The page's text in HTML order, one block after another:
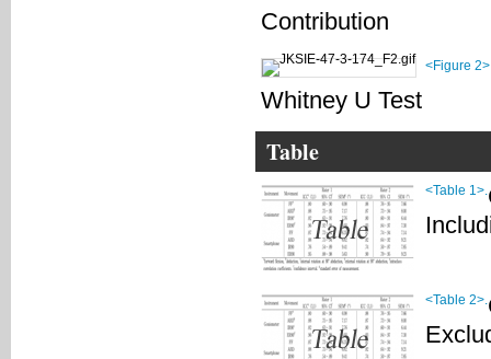
Contribution
<Figure
Whitney U Test
Table
<Table 1>.
<Table 2>.